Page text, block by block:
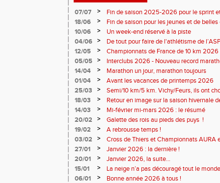
07/07 >
Fin de saison 2025-2026 pour le sprint
18/06
>
Fin de saison pour les jeunes et de
10/06
>
Un week-end réservé à la piste
04/06
>
De tout pour faire de l'athlétisme de
monde souriant
12/05 >
Championnats de France de 10 km
Soirées piste
05/05 >
Interclubs 2026 - Nouveau record
résultats
14/04 >
Marathon un jour, marathon toujours
01/04
>
Avant les vacances de printemps 2026
25/03
>
Semi/10 km/5 km. Vichy/Feurs, ils ont
18/03
>
Retour en image sur la saison hivernale
14/03
>
Mi-février mi-mars 2026 : le résumé
20/02
>
Galette des rois au pieds des puys !
19/02
>
A rebrousse temps !
03/02
>
Cross de Thiers et Championnats AURA
27/01
>
Janvier 2026 : la dernière !
20/01
>
Janvier 2026, la suite...
15/01
>
La neige n’a pas découragé tout le
06/01
>
Bonne année 2026 à tous !